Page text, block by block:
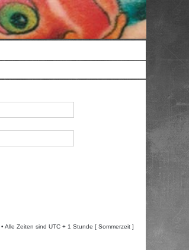
• Alle Zeiten sind UTC + 1 Stunde [ Sommerzeit ]